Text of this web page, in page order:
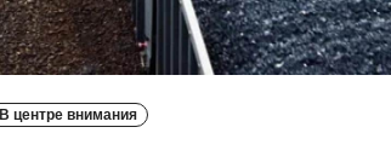
В центре внимания